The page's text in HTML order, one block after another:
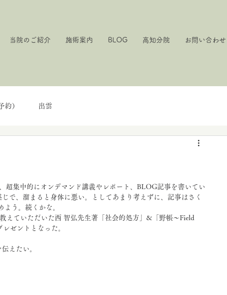
当院のご紹介 施術案内 BLOG 高知分院 お問い合わせ
約） 出雲
超集中的にオンデマンド講義やレポート、BLOG記事を書いてい
で、溜まると身体に悪い。としてあまり考えずに、記事はさく
よう。続くかな。
えていただいた西 智弘先生著「社会的処方」&「野帳〜Field
ゼントとなった。
えたい。